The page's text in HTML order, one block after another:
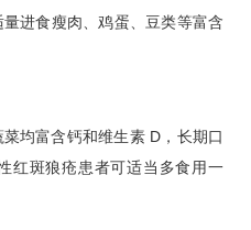
进食瘦肉、鸡蛋、豆类等富含
均富含钙和维生素 D，长期口
红斑狼疮患者可适当多食用一